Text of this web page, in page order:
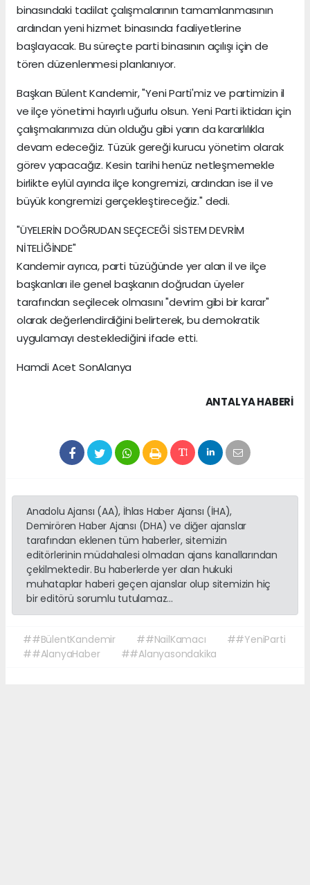
binasındaki tadilat çalışmalarının tamamlanmasının
ardından yeni hizmet binasında faaliyetlerine
başlayacak. Bu süreçte parti binasının açılışı için de
tören düzenlenmesi planlanıyor.
Başkan Bülent Kandemir, "Yeni Parti'miz ve partimizin il
ve ilçe yönetimi hayırlı uğurlu olsun. Yeni Parti iktidarı için
çalışmalarımıza dün olduğu gibi yarın da kararlılıkla
devam edeceğiz. Tüzük gereği kurucu yönetim olarak
görev yapacağız. Kesin tarihi henüz netleşmemekle
birlikte eylül ayında ilçe kongremizi, ardından ise il ve
büyük kongremizi gerçekleştireceğiz." dedi.
"ÜYELERİN DOĞRUDAN SEÇECEĞİ SİSTEM DEVRİM
NİTELİĞİNDE"
Kandemir ayrıca, parti tüzüğünde yer alan il ve ilçe
başkanları ile genel başkanın doğrudan üyeler
tarafından seçilecek olmasını "devrim gibi bir karar"
olarak değerlendirdiğini belirterek, bu demokratik
uygulamayı desteklediğini ifade etti.
Hamdi Acet SonAlanya
ANTALYA HABERİ
Anadolu Ajansı (AA), İhlas Haber Ajansı (İHA),
Demirören Haber Ajansı (DHA) ve diğer ajanslar
tarafından eklenen tüm haberler, sitemizin
editörlerinin müdahalesi olmadan ajans kanallarından
çekilmektedir. Bu haberlerde yer alan hukuki
muhataplar haberi geçen ajanslar olup sitemizin hiç
bir editörü sorumlu tutulamaz...
##BülentKandemir ##NailKamacı
##YeniParti
##AlanyaHaber
##Alanyasondakika